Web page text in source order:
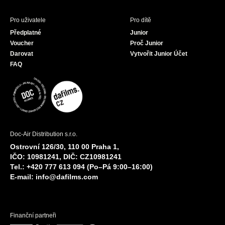
Pro uživatele
Předplatné
Voucher
Darovat
FAQ
Pro dítě
Junior
Proč Junior
Vytvořit Junior Účet
Doc-Air Distribution s.r.o.
Ostrovní 126/30, 110 00 Praha 1,
IČO: 10981241, DIČ: CZ10981241
Tel.: +420 777 613 094 (Po–Pá 9:00–16:00)
E-mail: info@dafilms.com
Finanční partneři